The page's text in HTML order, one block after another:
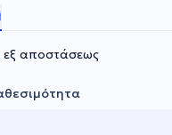
εξ αποστάσεως